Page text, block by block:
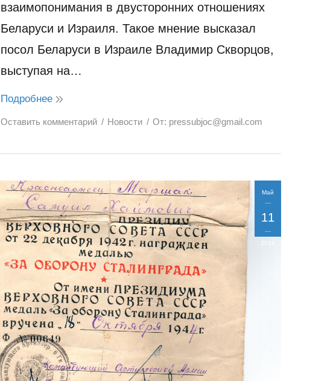
взаимопонимания в двусторонних отношениях
Беларуси и Израиля. Такое мнение высказал
посол Беларуси в Израиле Владимир Скворцов,
выступая на…
Подробнее
Оставить комментарий Новости От: pressubjoc@gmail.com
Май
11
2016